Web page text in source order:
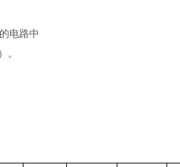
电路中
。